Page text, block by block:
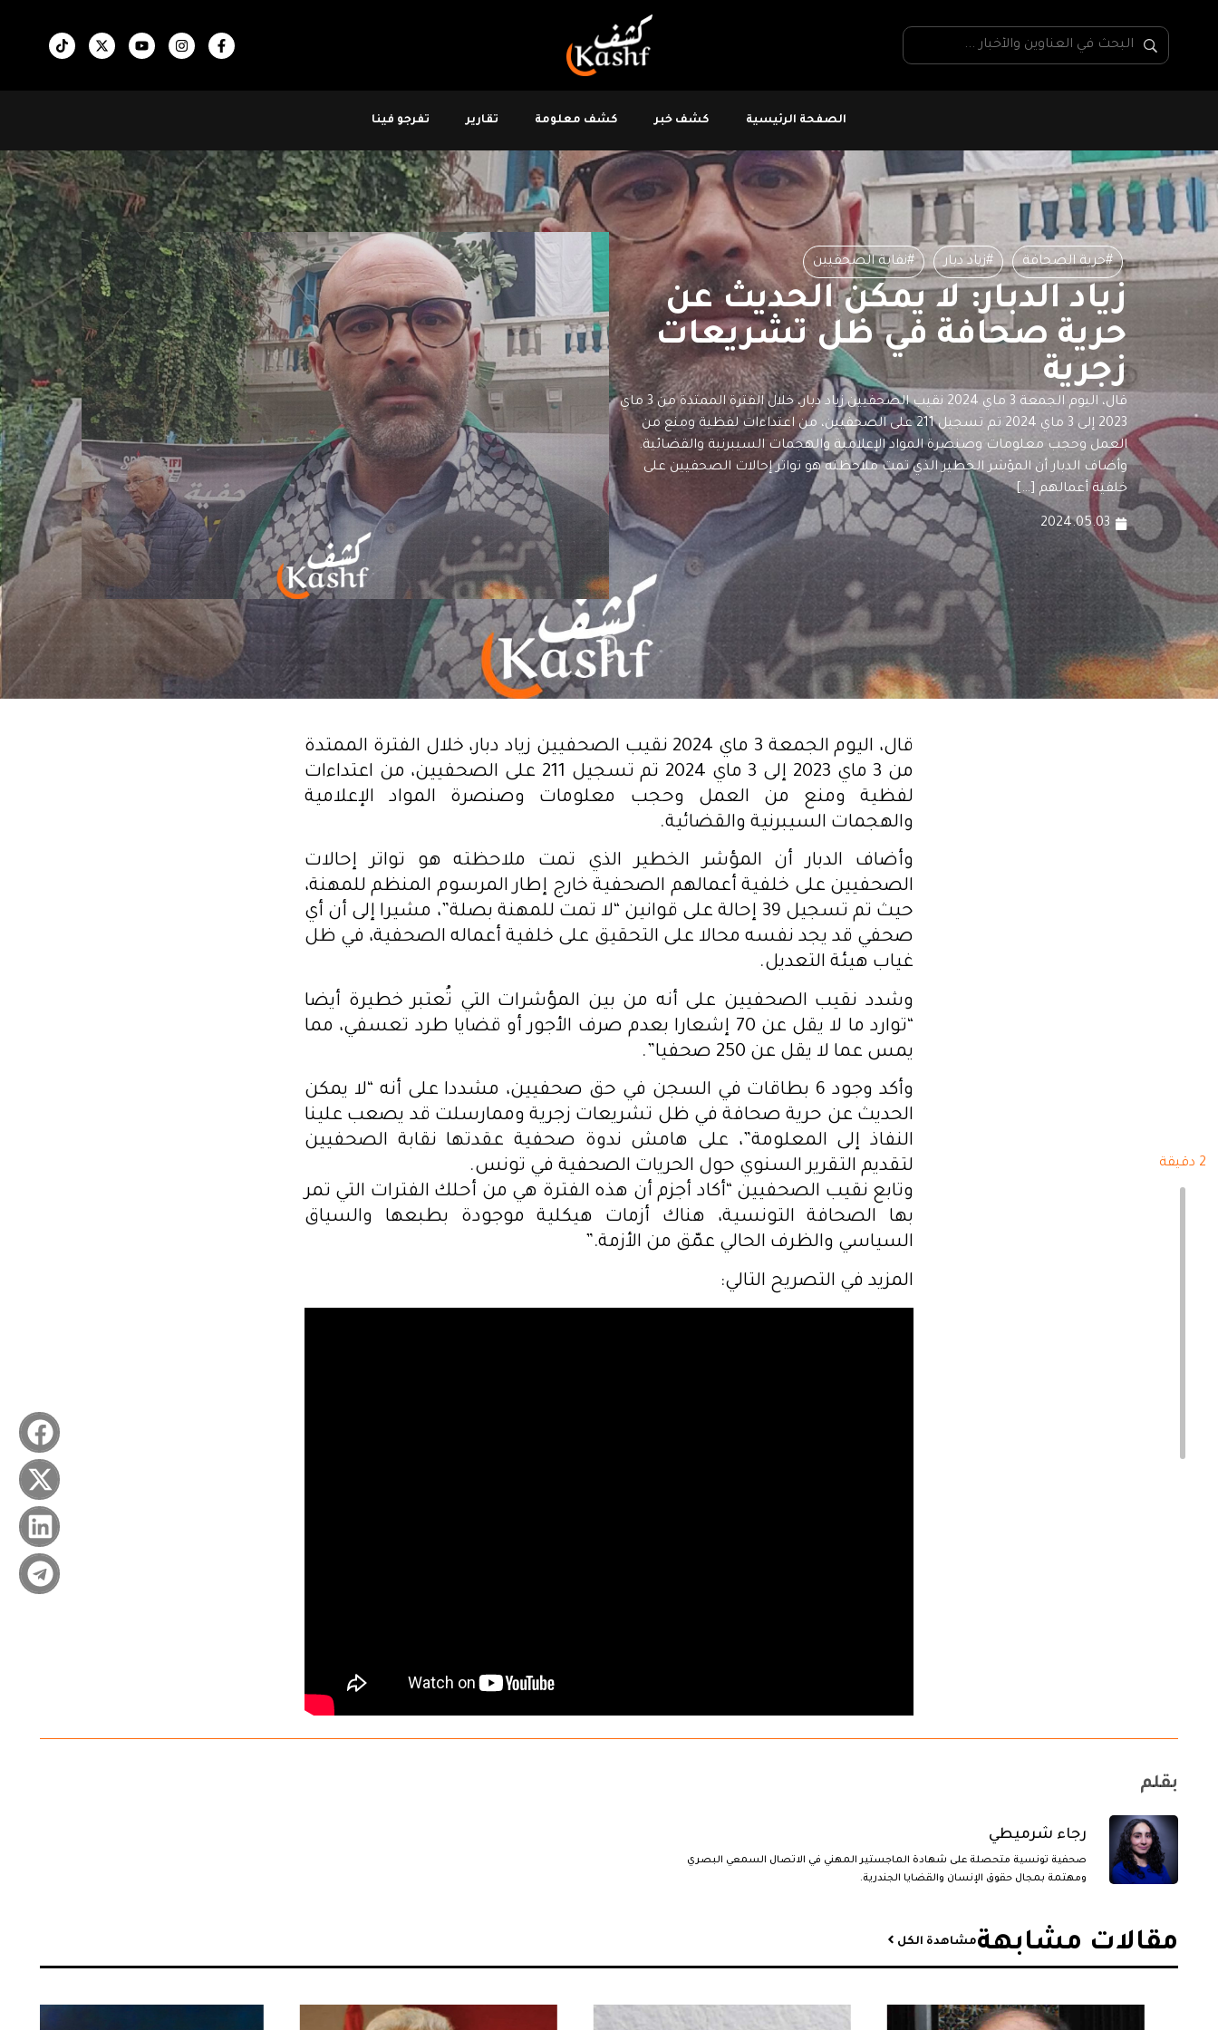
الصفحة الرئيسية كشف خبر كشف معلومة تقارير تفرجو فينا
#حرية الصحافة #زياد دبار #نفابة الصحفيين
زياد الدبار: لا يمكن الحديث عن
حرية صحافة في ظل تشريعات
زجرية
قال، اليوم الجمعة 3 ماي 2024 نقيب الصحفيين زياد دبار، خلال الفترة الممتدة من 3 ماي
2023 إلى 3 ماي 2024 تم تسجيل 211 على الصحفيين، من اعتداءات لفظية ومنع من
العمل وحجب معلومات وصنصرة المواد الإعلامية والهجمات السيبرنية والقضائية.
وأضاف الدبار أن المؤشر الخطير الذي تمت ملاحظته هو تواتر إحالات الصحفيين على
خلفية أعمالهم […]
2024.05.03
2 دقيقة
قال، اليوم الجمعة 3 ماي 2024 نقيب الصحفيين زياد دبار، خلال الفترة الممتدة
من 3 ماي 2023 إلى 3 ماي 2024 تم تسجيل 211 على الصحفيين، من اعتداءات
لفظية ومنع من العمل وحجب معلومات وصنصرة المواد الإعلامية
والهجمات السيبرنية والقضائية.
وأضاف الدبار أن المؤشر الخطير الذي تمت ملاحظته هو تواتر إحالات
الصحفيين على خلفية أعمالهم الصحفية خارج إطار المرسوم المنظم للمهنة،
حيث تم تسجيل 39 إحالة على قوانين “لا تمت للمهنة بصلة”، مشيرا إلى أن أي
صحفي قد يجد نفسه محالا على التحقيق على خلفية أعماله الصحفية، في ظل
غياب هيئة التعديل.
وشدد نقيب الصحفيين على أنه من بين المؤشرات التي تُعتبر خطيرة أيضا
“توارد ما لا يقل عن 70 إشعارا بعدم صرف الأجور أو قضايا طرد تعسفي، مما
يمس عما لا يقل عن 250 صحفيا”.
وأكد وجود 6 بطاقات في السجن في حق صحفيين، مشددا على أنه “لا يمكن
الحديث عن حرية صحافة في ظل تشريعات زجرية وممارسلت قد يصعب علينا
النفاذ إلى المعلومة”، على هامش ندوة صحفية عقدتها نقابة الصحفيين
لتقديم التقرير السنوي حول الحريات الصحفية في تونس.
وتابع نقيب الصحفيين “أكاد أجزم أن هذه الفترة هي من أحلك الفترات التي تمر
بها الصحافة التونسية، هناك أزمات هيكلية موجودة بطبعها والسياق
السياسي والظرف الحالي عمّق من الأزمة.”
المزيد في التصريح التالي:
بقلم
رجاء شرميطي
صحفية تونسية متحصلة على شهادة الماجستير المهني في الاتصال السمعي البصري
ومهتمة بمجال حقوق الإنسان والقضايا الجندرية.
مقالات مشابهة​مشاهدة الكل